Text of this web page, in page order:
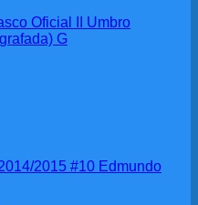
2015 #10 Edmundo